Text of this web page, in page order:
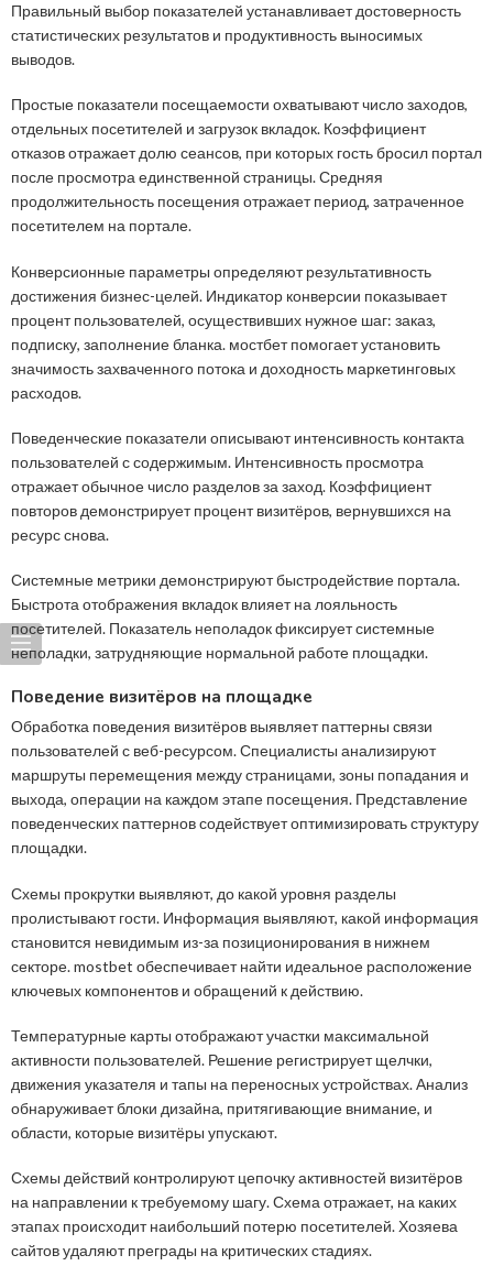
Правильный выбор показателей устанавливает достоверность
статистических результатов и продуктивность выносимых
выводов.
Простые показатели посещаемости охватывают число заходов,
отдельных посетителей и загрузок вкладок. Коэффициент
отказов отражает долю сеансов, при которых гость бросил портал
после просмотра единственной страницы. Средняя
продолжительность посещения отражает период, затраченное
посетителем на портале.
Конверсионные параметры определяют результативность
достижения бизнес-целей. Индикатор конверсии показывает
процент пользователей, осуществивших нужное шаг: заказ,
подписку, заполнение бланка. мостбет помогает установить
значимость захваченного потока и доходность маркетинговых
расходов.
Поведенческие показатели описывают интенсивность контакта
пользователей с содержимым. Интенсивность просмотра
отражает обычное число разделов за заход. Коэффициент
повторов демонстрирует процент визитёров, вернувшихся на
ресурс снова.
Системные метрики демонстрируют быстродействие портала.
Быстрота отображения вкладок влияет на лояльность
посетителей. Показатель неполадок фиксирует системные
неполадки, затрудняющие нормальной работе площадки.
Поведение визитёров на площадке
Обработка поведения визитёров выявляет паттерны связи
пользователей с веб-ресурсом. Специалисты анализируют
маршруты перемещения между страницами, зоны попадания и
выхода, операции на каждом этапе посещения. Представление
поведенческих паттернов содействует оптимизировать структуру
площадки.
Схемы прокрутки выявляют, до какой уровня разделы
пролистывают гости. Информация выявляют, какой информация
становится невидимым из-за позиционирования в нижнем
секторе. mostbet обеспечивает найти идеальное расположение
ключевых компонентов и обращений к действию.
Температурные карты отображают участки максимальной
активности пользователей. Решение регистрирует щелчки,
движения указателя и тапы на переносных устройствах. Анализ
обнаруживает блоки дизайна, притягивающие внимание, и
области, которые визитёры упускают.
Схемы действий контролируют цепочку активностей визитёров
на направлении к требуемому шагу. Схема отражает, на каких
этапах происходит наибольший потерю посетителей. Хозяева
сайтов удаляют преграды на критических стадиях.